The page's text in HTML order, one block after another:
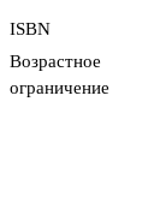
ISBN
Возрастное
ограничение